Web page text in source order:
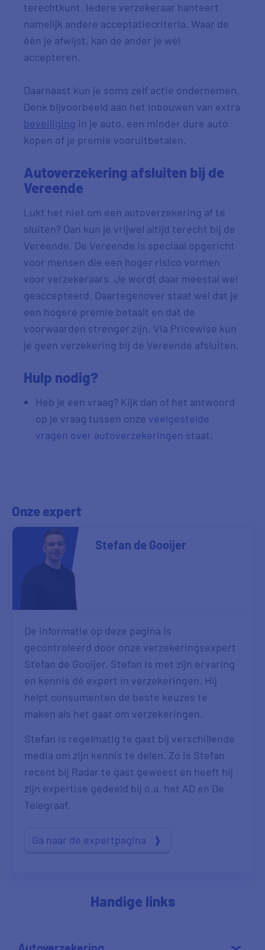
terechtkunt. Iedere verzekeraar hanteert
namelijk andere acceptatiecriteria. Waar de
één je afwijst, kan de ander je wél
accepteren.
Daarnaast kun je soms zelf actie ondernemen.
Denk bijvoorbeeld aan het inbouwen van extra
beveiliging in je auto, een minder dure auto
kopen of je premie vooruitbetalen.
Autoverzekering afsluiten bij de
Vereende
Lukt het niet om een autoverzekering af te
sluiten? Dan kun je vrijwel altijd terecht bij de
Vereende. De Vereende is speciaal opgericht
voor mensen die een hoger risico vormen
voor verzekeraars. Je wordt daar meestal wel
geaccepteerd. Daartegenover staat wel dat je
een hogere premie betaalt en dat de
voorwaarden strenger zijn. Via Pricewise kun
je geen verzekering bij de Vereende afsluiten.
Hulp nodig?
Heb je een vraag? Kijk dan of het antwoord
op je vraag tussen onze veelgestelde
vragen over autoverzekeringen staat.
Onze expert
Stefan de Gooijer
De informatie op deze pagina is
gecontroleerd door onze verzekeringsexpert
Stefan de Gooijer. Stefan is met zijn ervaring
en kennis dé expert in verzekeringen. Hij
helpt consumenten de beste keuzes te
maken als het gaat om verzekeringen.
Stefan is regelmatig te gast bij verschillende
media om zijn kennis te delen. Zo is Stefan
recent bij Radar te gast geweest en heeft hij
zijn expertise gedeeld bij o.a. het AD en De
Telegraaf.
Ga naar de expertpagina
Handige links